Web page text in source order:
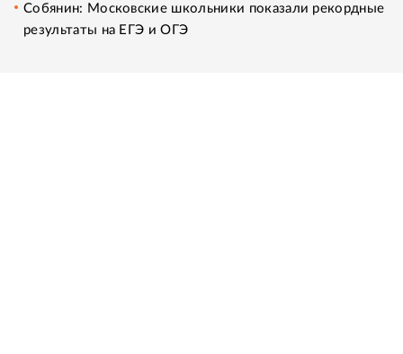
Собянин: Московские школьники показали рекордные
результаты на ЕГЭ и ОГЭ